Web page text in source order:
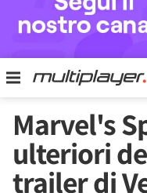
Marvel's
ulteriori
trailer di